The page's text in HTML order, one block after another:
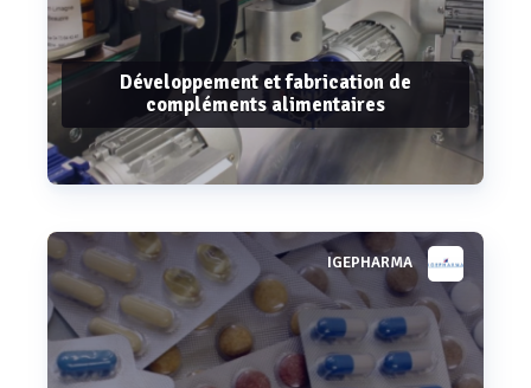
Développement et fabrication de
compléments alimentaires
Voir plus IGEPHARMA